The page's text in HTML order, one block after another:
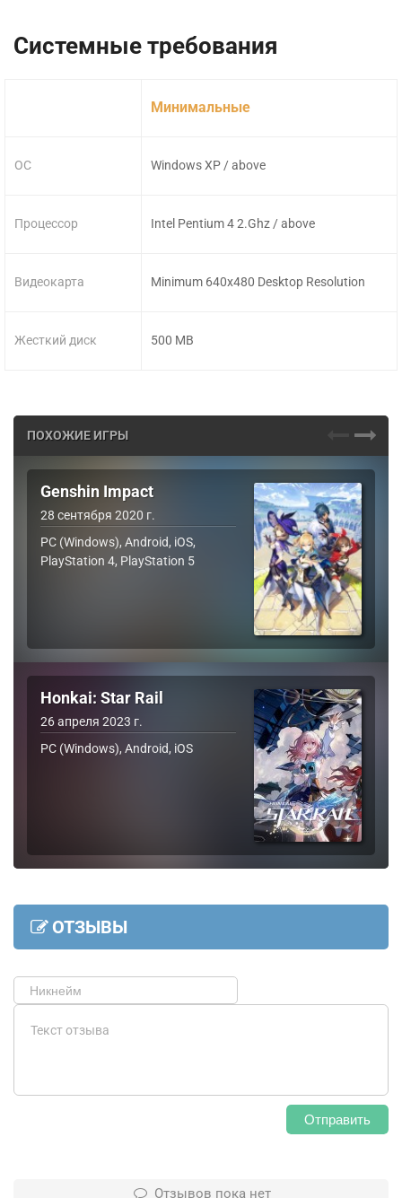
Системные требования
ОС
Процессор
Видеокарта
Жесткий диск
Минимальные
Windows XP / above
Intel Pentium 4 2.Ghz / above
Minimum 640x480 Desktop Resolution
500 MB
ПОХОЖИЕ ИГРЫ
Genshin Impact
28 сентября 2020 г.
PC (Windows), Android, iOS,
PlayStation 4, PlayStation 5
Honkai: Star Rail
26 апреля 2023 г.
PC (Windows), Android, iOS
ОТЗЫВЫ
Отправить
Отзывов пока нет